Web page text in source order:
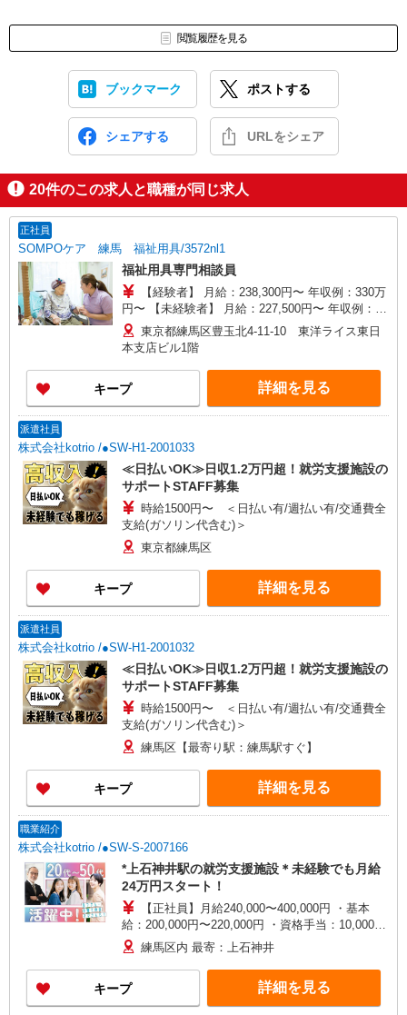
閲覧履歴を見る
ブックマーク ポストする
シェアする URLをシェア
20件のこの求人と職種が同じ求人
正社員
SOMPOケア 練馬 福祉用具/3572nl1
福祉用具専門相談員
【経験者】 月給：238,300円〜 年収例：330万
円〜 【未経験者】 月給：227,500円〜 年収例：
314万円〜 ※職務手当、働きがい向上手当含む ◎
賞与：基本給2.08ヶ月分/年支給 ◎残業時は別途時
間外手当支給（超過1分〜）
東京都練馬区豊玉北4-11-10 東洋ライス東日
本支店ビル1階
キープ 詳細を見る
派遣社員
株式会社kotrio /●SW-H1-2001033
≪日払いOK≫日収1.2万円超！就労支援施設の
サポートSTAFF募集
時給1500円〜 ＜日払い有/週払い有/交通費全
支給(ガソリン代含む)＞
東京都練馬区
キープ 詳細を見る
派遣社員
株式会社kotrio /●SW-H1-2001032
≪日払いOK≫日収1.2万円超！就労支援施設の
サポートSTAFF募集
時給1500円〜 ＜日払い有/週払い有/交通費全
支給(ガソリン代含む)＞
練馬区【最寄り駅：練馬駅すぐ】
キープ 詳細を見る
職業紹介
株式会社kotrio /●SW-S-2007166
*上石神井駅の就労支援施設＊未経験でも月給
24万円スタート！
【正社員】月給240,000〜400,000円 ・基本
給：200,000円〜220,000円 ・資格手当：10,000〜
30,000円 ・役職手当：10,000〜70,000円 ・処遇改
善手当：20,000〜60,000円（勤続年数、保有資格
により変動） ・固定残業手当：20,000円（10時
間） ※固定残業時間を超過する場合には超過勤務
手当として別途支給 下記資格をお持ちの方歓迎 ・
練馬区内 最寄：上石神井
キープ 詳細を見る